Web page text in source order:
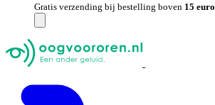
Gratis verzending bij bestelling boven 15 euro